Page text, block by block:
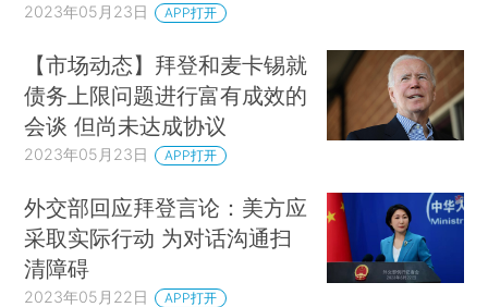
2023年05月23日 APP打开
【市场动态】拜登和麦卡锡就
债务上限问题进行富有成效的
会谈 但尚未达成协议
2023年05月23日 APP打开
外交部回应拜登言论：美方应
采取实际行动 为对话沟通扫
清障碍
2023年05月22日 APP打开